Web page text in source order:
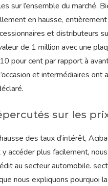
sur l’ensemble du marché.
en hausse,
et distributeurs
de 1 million avec une
pour cent par rapport à
et intermédiaires ont
sur les
des taux d’intérêt,
plus facilement,
au secteur automobile.
nous expliquons pourquoi